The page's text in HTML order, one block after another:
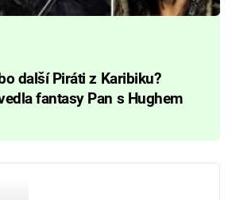
další Piráti z Karibiku?
fantasy Pan s Hughem